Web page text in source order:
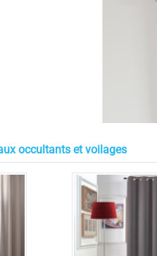
occultants et voilages